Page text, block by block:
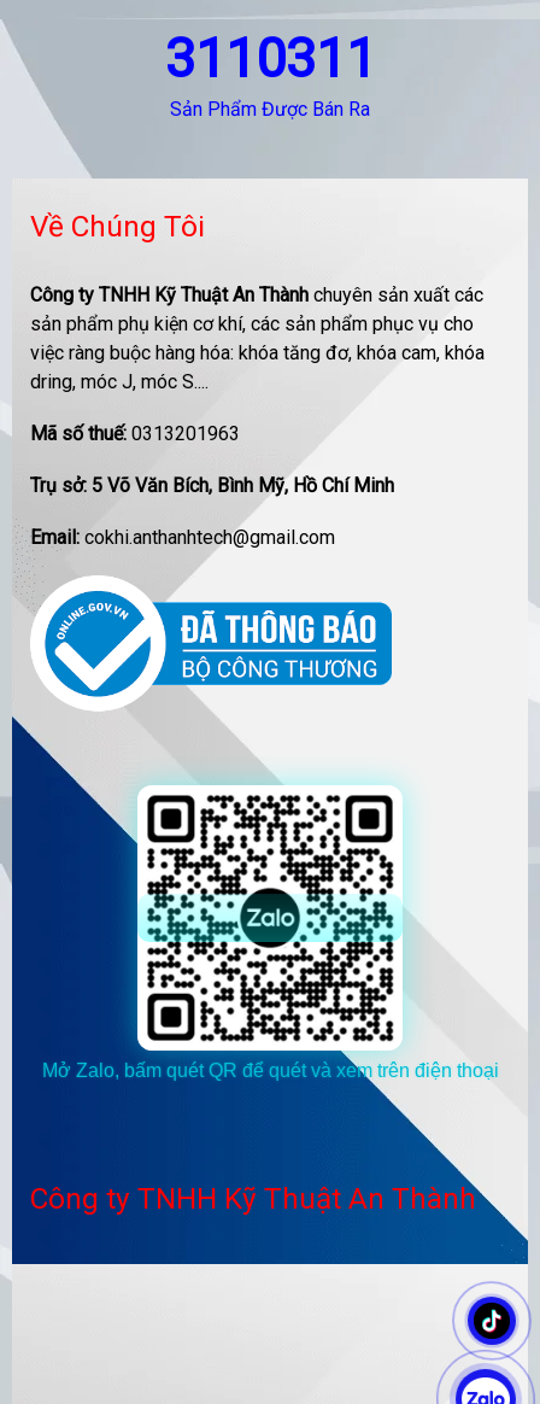
3110311
Sản Phẩm Được Bán Ra
Về Chúng Tôi
Công ty TNHH Kỹ Thuật An Thành chuyên sản xuất các
sản phẩm phụ kiện cơ khí, các sản phẩm phục vụ cho
việc ràng buộc hàng hóa: khóa tăng đơ, khóa cam, khóa
dring, móc J, móc S....
Mã số thuế: 0313201963
Trụ sở: 5 Võ Văn Bích, Bình Mỹ, Hồ Chí Minh
Email: cokhi.anthanhtech@gmail.com
Mở Zalo, bấm quét QR để quét và xem trên điện thoại
Công ty TNHH Kỹ Thuật An Thành